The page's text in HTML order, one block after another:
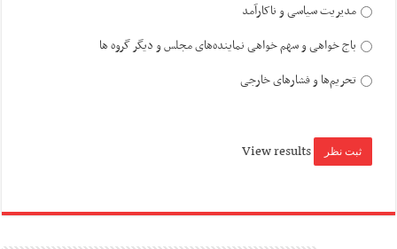
مدیریت سیاسی و ناکارآمد
باج خواهی و سهم خواهی نماینده‌های مجلس و دیگر گروه ها
تحریم‌ها و فشارهای خارجی
View results